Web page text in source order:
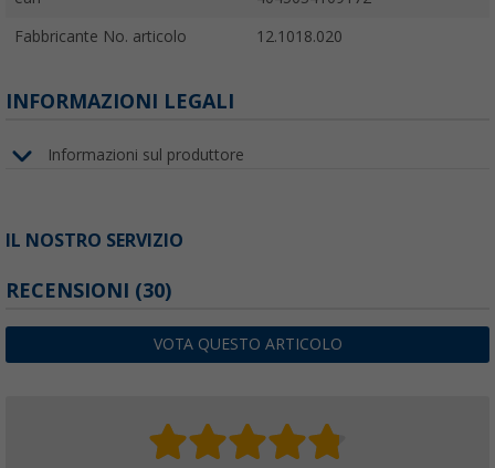
Fabbricante No. articolo 12.1018.020
INFORMAZIONI LEGALI
Informazioni sul produttore
IL NOSTRO SERVIZIO
RECENSIONI (30)
VOTA QUESTO ARTICOLO